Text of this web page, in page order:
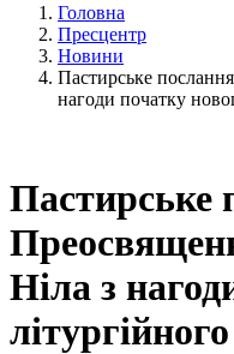
Головна
Пресцентр
Новини
Пастирське
нагоди початку
Пастирське
Ніла з